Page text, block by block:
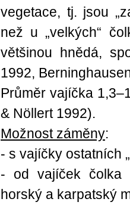
vegetace, tj. jsou
než u „velkých“
většinou hnědá,
1992,
Průměr vajíčka
& Nöllert 1992).
Možnost záměny:
- s vajíčky ostatních
- od vajíček čolka
horský a karpatský